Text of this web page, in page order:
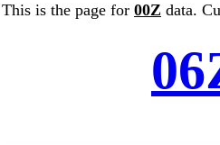
This is the page for 00Z data.